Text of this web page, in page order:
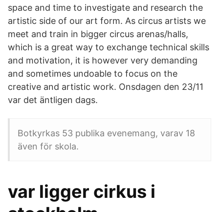
space and time to investigate and research the
artistic side of our art form. As circus artists we
meet and train in bigger circus arenas/halls,
which is a great way to exchange technical skills
and motivation, it is however very demanding
and sometimes undoable to focus on the
creative and artistic work. Onsdagen den 23/11
var det äntligen dags.
Botkyrkas 53 publika evenemang, varav 18
även för skola.
var ligger cirkus i